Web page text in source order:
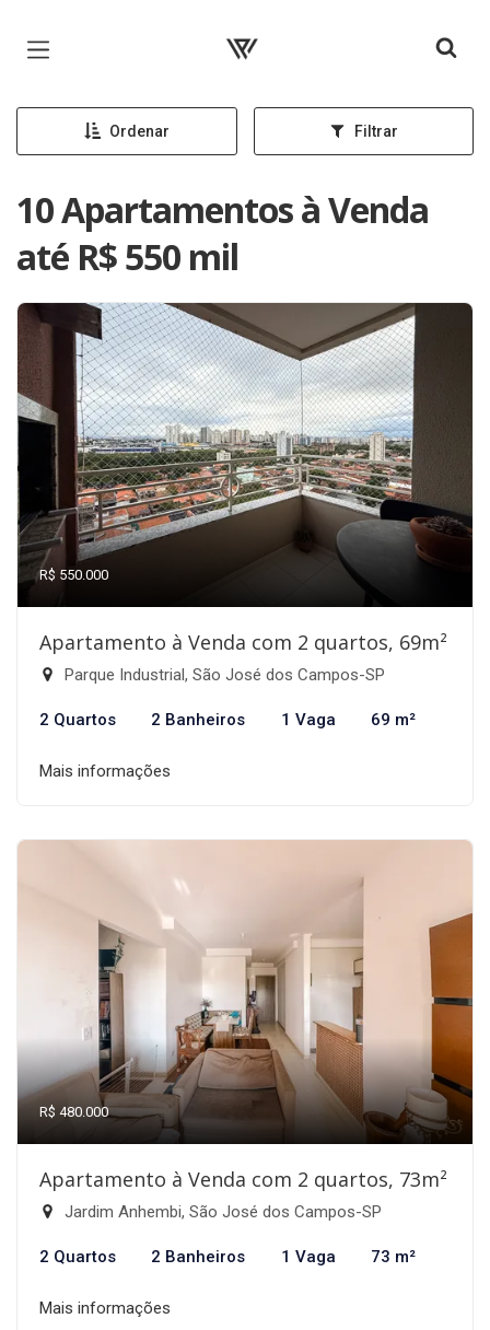
Página inicial
Ordenar Filtrar
10 Apartamentos à Venda
até R$ 550 mil
R$ 550.000
Apartamento à Venda com 2 quartos, 69m²
Parque Industrial, São José dos Campos-SP
2 Quartos 2 Banheiros 1 Vaga 69 m²
Mais informações
R$ 480.000
Apartamento à Venda com 2 quartos, 73m²
Jardim Anhembi, São José dos Campos-SP
2 Quartos 2 Banheiros 1 Vaga 73 m²
Mais informações